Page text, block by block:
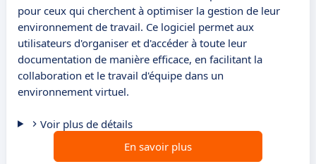
pour ceux qui cherchent à optimiser la gestion de leur
environnement de travail. Ce logiciel permet aux
utilisateurs d'organiser et d'accéder à toute leur
documentation de manière efficace, en facilitant la
collaboration et le travail d'équipe dans un
environnement virtuel.
Voir plus de détails
En savoir plus